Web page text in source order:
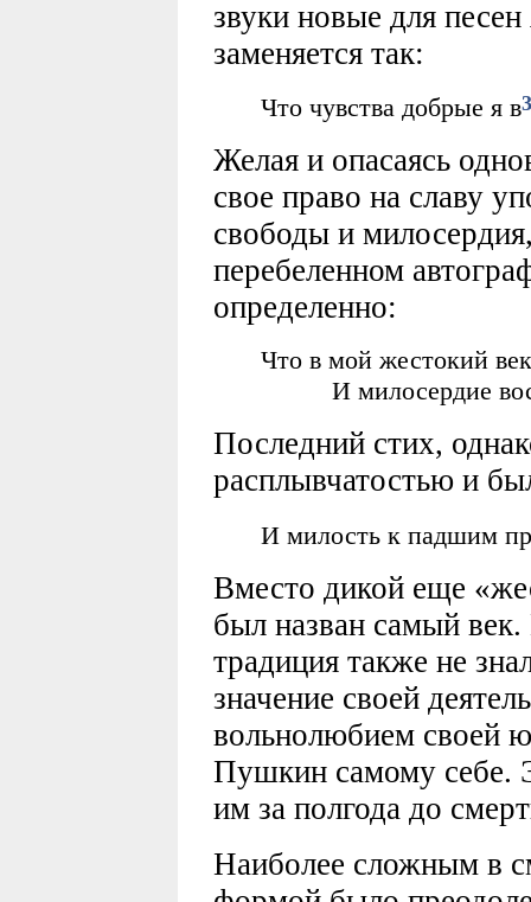
звуки новые для
заменяется так:
Что чувства добрые я в
Желая и опасаясь
свое право на славу
свободы и
перебеленном
определенно:
Что в мой жестокий
И милосердие
Последний стих,
расплывчатостью и
И милость к падшим
Вместо дикой еще
был назван самый
традиция также не
значение своей
вольнолюбием своей
Пушкин самому себе.
им за полгода до
Наиболее сложным в